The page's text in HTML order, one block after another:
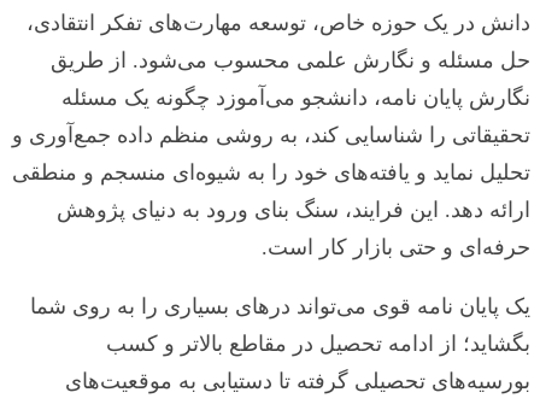
دانش در یک حوزه خاص، توسعه مهارت‌های تفکر انتقادی،
حل مسئله و نگارش علمی محسوب می‌شود. از طریق
نگارش پایان نامه، دانشجو می‌آموزد چگونه یک مسئله
تحقیقاتی را شناسایی کند، به روشی منظم داده جمع‌آوری و
تحلیل نماید و یافته‌های خود را به شیوه‌ای منسجم و منطقی
ارائه دهد. این فرایند، سنگ بنای ورود به دنیای پژوهش
حرفه‌ای و حتی بازار کار است.
یک پایان نامه قوی می‌تواند درهای بسیاری را به روی شما
بگشاید؛ از ادامه تحصیل در مقاطع بالاتر و کسب
بورسیه‌های تحصیلی گرفته تا دستیابی به موقعیت‌های